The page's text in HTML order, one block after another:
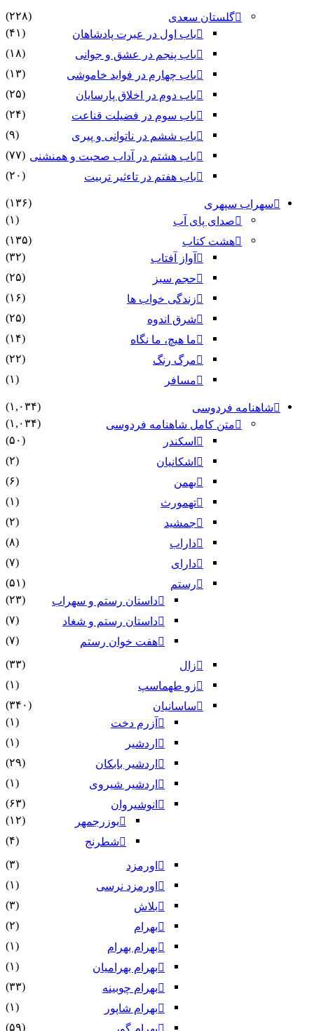
گلستان سعدی
(۲۲۸)
باب اول در عبرت پادشاهان
(۴۱)
باب پنجم در عشق و جوانى
(۱۸)
باب چهارم در فواید خاموشى
(۱۳)
باب دوم در اخلاق پارسایان
(۲۵)
باب سوم در فضیلت قناعت
(۲۴)
باب ششم در ناتوانى و پیرى
(۹)
باب هشتم در آداب صحبت و همنشنى (۷۷)
باب هفتم در تاءثیر تربیت
(۲۰)
سهراب سپهری
(۱۳۶)
صدای پای آب
(۱)
هشت کتاب
(۱۳۵)
آواز آفتاب
(۳۲)
حجم سبز
(۲۵)
زندگی خواب ها
(۱۶)
شرق اندوه
(۲۵)
ما هیچ، ما نگاه
(۱۴)
مرگ رنگ
(۲۲)
مسافر
(۱)
شاهنامه فردوسی
(۱,۰۳۴)
متن کامل شاهنامه فردوسی
(۱,۰۳۴)
اسکندر
(۵۰)
اشکانیان
(۲)
بهمن
(۶)
تهمورث
(۱)
جمشید
(۲)
داراب
(۸)
دارای
(۷)
رستم
(۵۱)
داستان رستم و سهراب
(۲۳)
داستان رستم و شغاد
(۷)
هفت خوان رستم‏
(۷)
زال
(۳۳)
زو طهماسپ‏
(۱)
ساسانیان
(۳۴۰)
آزرم دخت
(۱)
اردشیر
(۱)
اردشیر بابکان
(۲۹)
اردشیر شیروی
(۱)
انوشیروان
(۶۳)
بوزرجمهر
(۱۲)
شطرنج
(۴)
اورمزد
(۳)
اورمزد نرسى‏
(۱)
بلاش
(۳)
بهرام
(۲)
بهرام بهرام
(۱)
بهرام بهرامیان‏
(۱)
بهرام چوبینه
(۳۳)
بهرام شاپور
(۱)
(۵۹)